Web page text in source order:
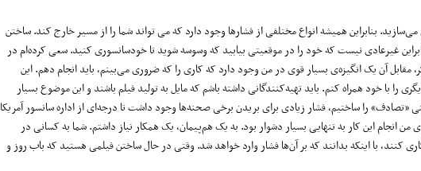
بنابراین همیشه انواع مختلفی از فشارها وجود دارد که می تواند شما را از مسیر خارج کند. ساختن
غیرعادی نیست که خود را در موقعیتی بیابید که وسوسه شوید تا خودسانسوری کنید. سعی کرده‌ام در
مقابل آن یک انگیزه‌ی بسیار قوی در من وجود دارد که کاری را که ضروری می‌بینم، باید انجام دهم. این
را با خود همراه کنم. باید تهیه‌کنندگانی داشته باشم که مایل به تولید فیلم باشند و این موضوع بسیار
را ساختیم، فشار زیادی برای بریدن برخی صحنه‌ها وجود داشت تا درجه‌ای از اداره سانسور آمریکا
من انجام این کار به تنهایی بسیار دشوار بود. به یک هم‌پیمان، یک همکار نیاز داشتم. شما به کسانی در
کنند، با اینکه بدانند که بر آن‌ها فشار وارد خواهد شد. وقتی در حال ساختن فیلمی هستید که باب روز و